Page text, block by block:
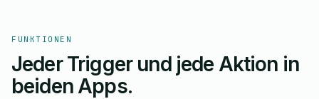
FUNKTIONEN
Jeder Trigger und jede Aktion in
beiden Apps.